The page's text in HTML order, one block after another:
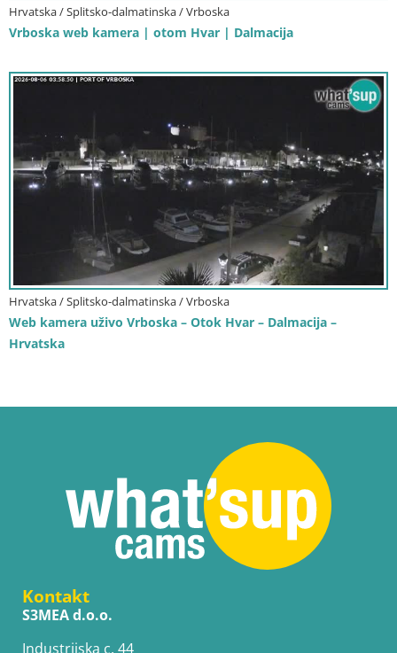
Hrvatska / Splitsko-dalmatinska / Vrboska
Vrboska web kamera | otom Hvar | Dalmacija
Hrvatska / Splitsko-dalmatinska / Vrboska
Web kamera uživo Vrboska – Otok Hvar – Dalmacija –
Hrvatska
Kontakt
S3MEA d.o.o.
Industrijska c. 44